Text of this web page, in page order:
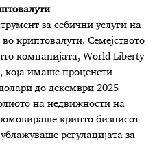
за себични услуги на
криптовалути. Семејството
компанијата, World Liberty
која имаше проценети
до декември 2025
на недвижности на
крипто бизнисот
регулацијата за